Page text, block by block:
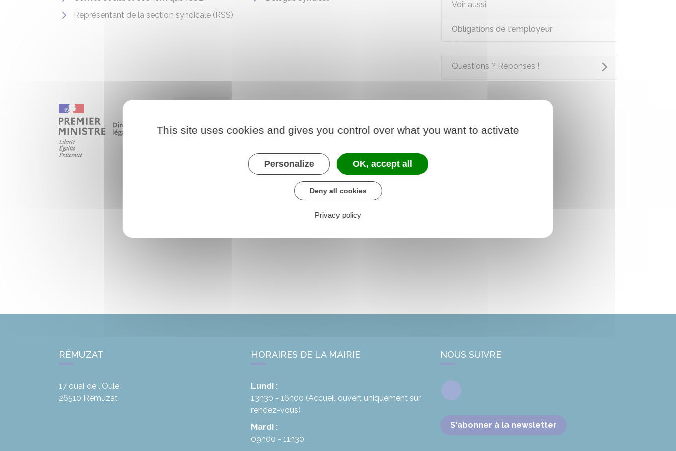
Représentant de la section syndicale (RSS)
Voir aussi
Obligations de l'employeur
Questions ? Réponses !
RÉMUZAT
17 quai de l'Oule
26510 Rémuzat
HORAIRES DE LA MAIRIE
Lundi :
13h30 - 16h00 (Accueil ouvert uniquement sur
rendez-vous)
Mardi :
09h00 - 11h30
NOUS SUIVRE
Facebook
S'abonner à la newsletter
This site uses cookies and gives you control over what you want to activate
Personalize OK, accept all
Deny all cookies
Privacy policy